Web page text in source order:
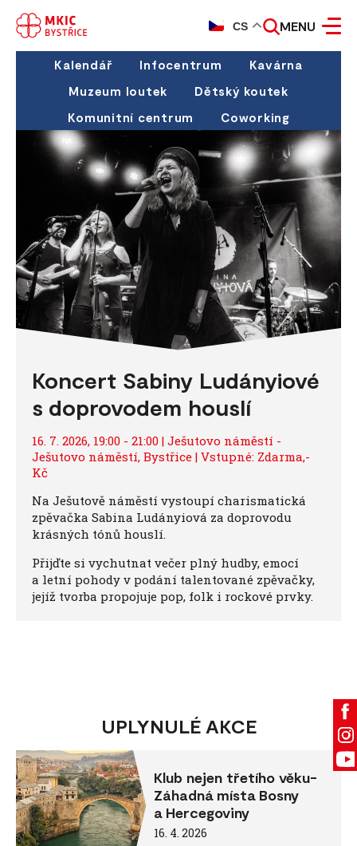
CS MENU
Kalendář Infocentrum
Kavárna
Muzeum loutek
Dětský koutek
Komunitní centrum
Coworking
Koncert Sabiny Ludányiové
s doprovodem houslí
16. 7. 2026, 19:00 - 21:00 | Ješutovo náměstí -
Ješutovo náměstí, Bystřice | Vstupné: Zdarma,-
Kč
Na Ješutově náměstí vystoupí charismatická
zpěvačka Sabina Ludányiová za doprovodu
krásných tónů houslí.
Přijďte si vychutnat večer plný hudby, emocí
a letní pohody v podání talentované zpěvačky,
jejíž tvorba propojuje pop, folk i rockové prvky.
UPLYNULÉ AKCE
Klub nejen třetího věku-
Záhadná místa Bosny
a Hercegoviny
16. 4. 2026